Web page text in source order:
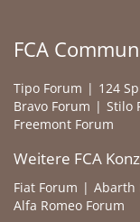
FCA
Tipo Forum 124
Bravo Forum
Stilo
Freemont Forum
Weitere FCA
Fiat Forum Abarth
Alfa Romeo Forum